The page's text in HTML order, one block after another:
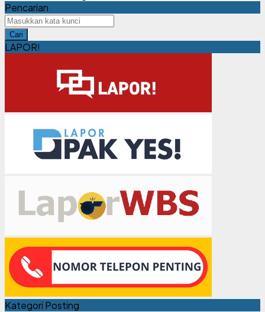
Pencarian
Cari
LAPOR!
Kategori Posting